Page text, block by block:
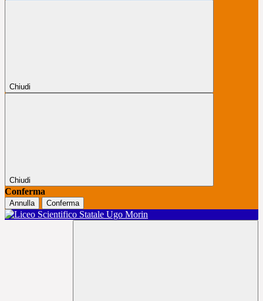
Chiudi
Chiudi
Conferma
Annulla Conferma